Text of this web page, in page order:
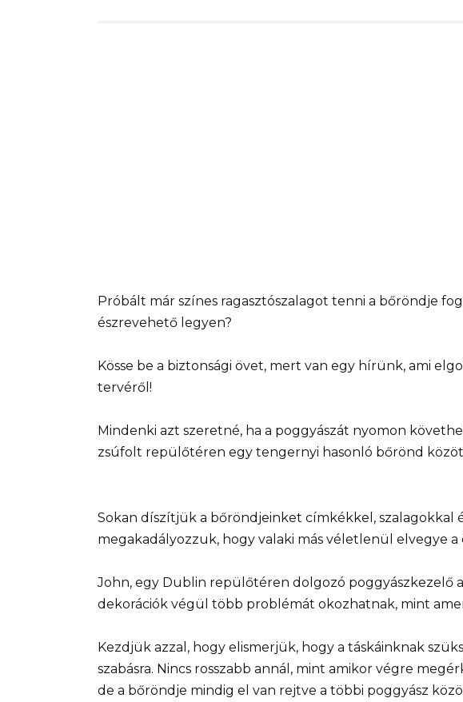
Próbált már színes ragasztószalagot tenni a bőröndje
észrevehető legyen?
Kösse be a biztonsági övet, mert van egy hírünk, ami
tervéről!
Mindenki azt szeretné, ha a poggyászát nyomon
zsúfolt repülőtéren egy tengernyi hasonló bőrönd
Sokan díszítjük a bőröndjeinket címkékkel, szalagokkal
megakadályozzuk, hogy valaki más véletlenül elvegye
John, egy Dublin repülőtéren dolgozó poggyászkezelő
dekorációk végül több problémát okozhatnak, mint
Kezdjük azzal, hogy elismerjük, hogy a táskáinknak
szabásra. Nincs rosszabb annál, mint amikor végre
de a bőröndje mindig el van rejtve a többi poggyász